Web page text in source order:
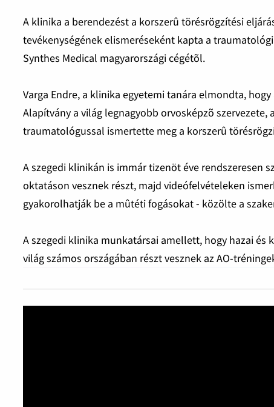
A klinika a berendezést a korszerû törésrögzítési
tevékenységének elismeréseként kapta a
Synthes Medical magyarországi cégétõl.
Varga Endre, a klinika egyetemi tanára elmondta,
Alapítvány a világ legnagyobb orvosképzõ
traumatológussal ismertette meg a korszerû
A szegedi klinikán is immár tizenöt éve rendszeresen
oktatáson vesznek részt, majd videófelvételeken
gyakorolhatják be a mûtéti fogásokat - közölte a
A szegedi klinika munkatársai amellett, hogy hazai és
világ számos országában részt vesznek az AO-